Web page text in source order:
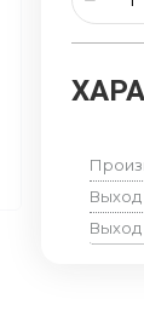
Выход
Выход